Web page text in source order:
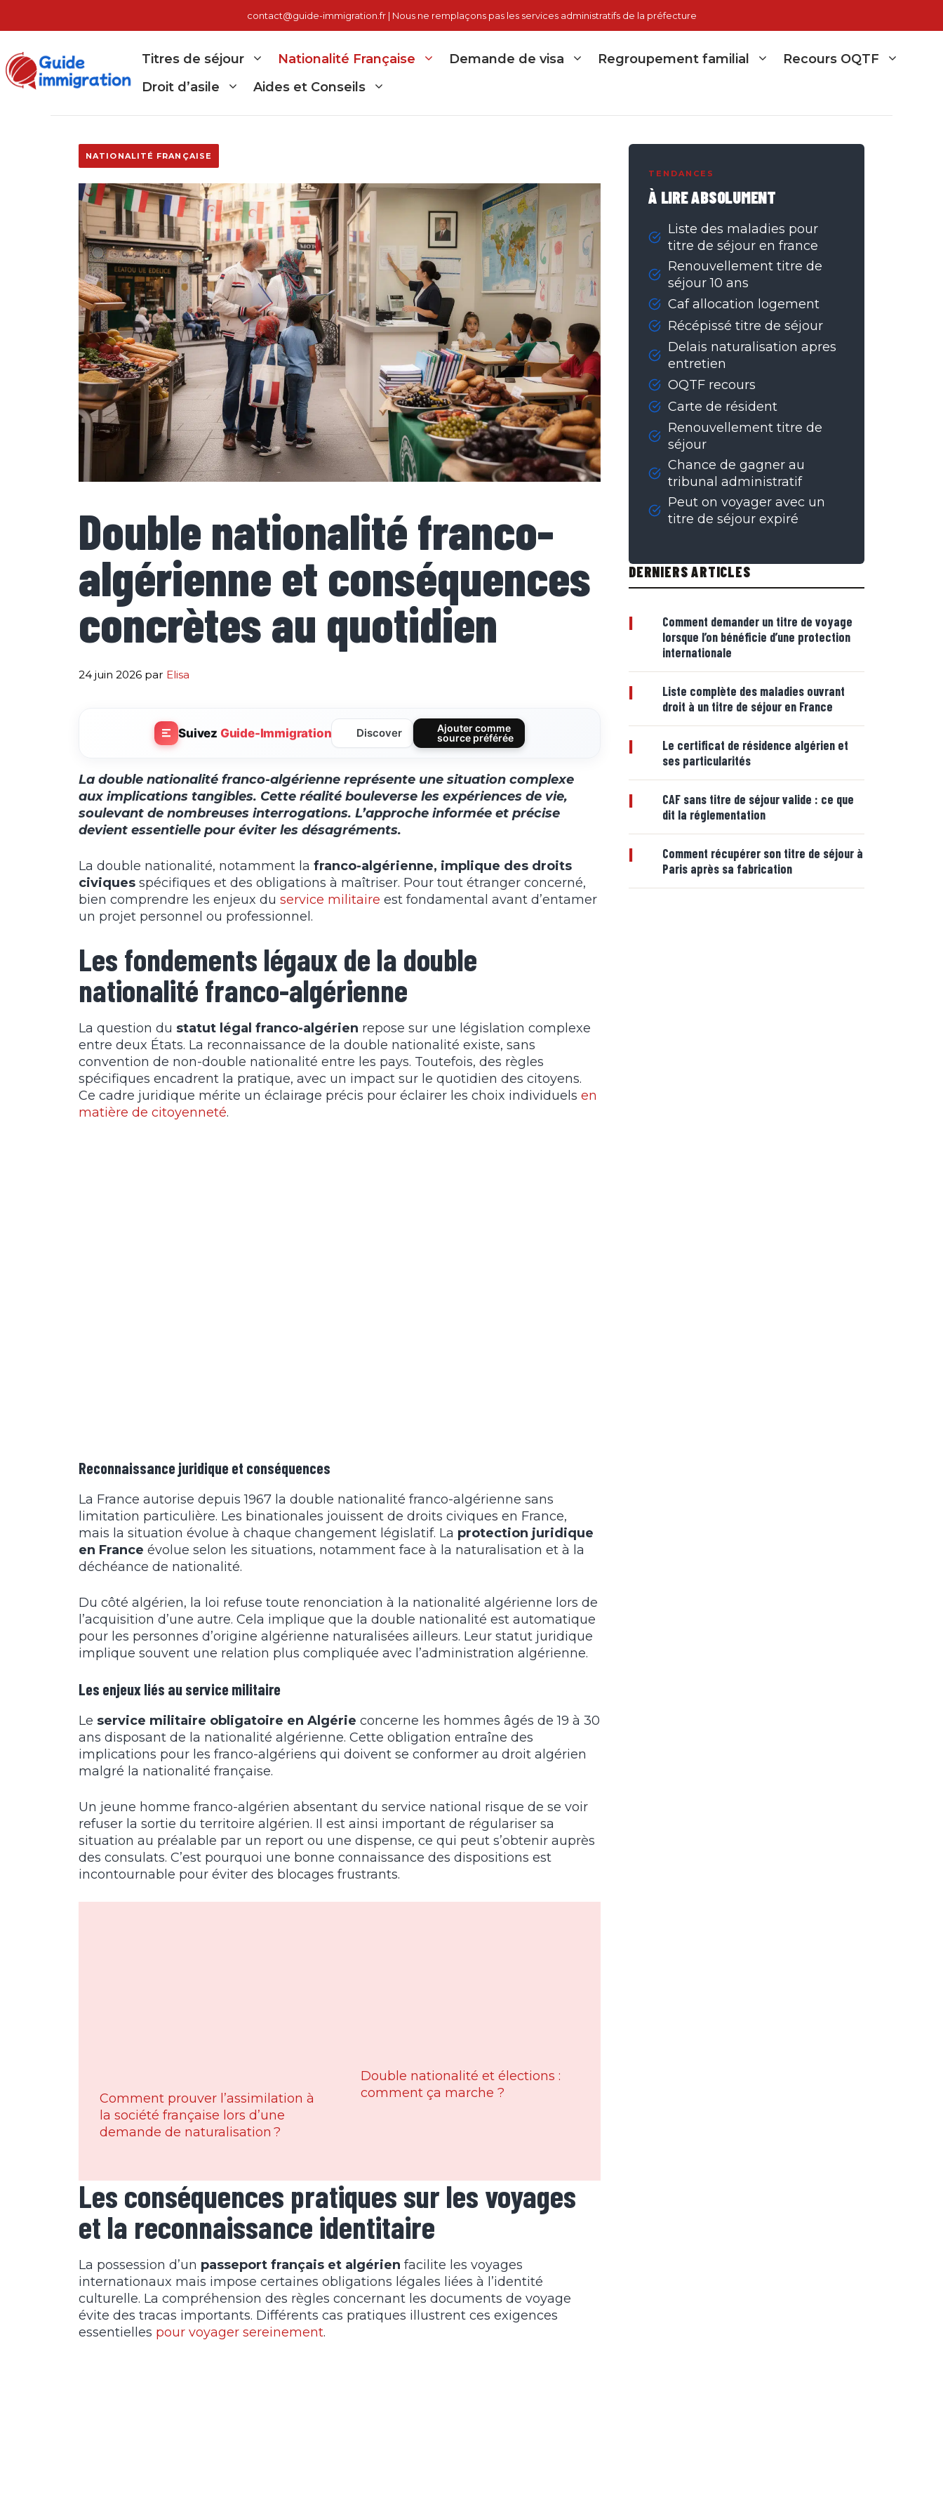
contact@guide-immigration.fr | Nous ne remplaçons pas les services administratifs de la préfecture
Titres de séjour Nationalité Française Demande de visa Regroupement familial
Recours OQTF
Droit d’asile
Aides et Conseils
NATIONALITÉ FRANÇAISE
Double nationalité franco-
algérienne et conséquences
concrètes au quotidien
24 juin 2026 par Elisa
Suivez Guide-Immigration Discover
Ajouter comme
source préférée
La double nationalité franco-algérienne représente une situation complexe
aux implications tangibles. Cette réalité bouleverse les expériences de vie,
soulevant de nombreuses interrogations. L’approche informée et précise
devient essentielle pour éviter les désagréments.
La double nationalité, notamment la franco-algérienne, implique des droits
civiques spécifiques et des obligations à maîtriser. Pour tout étranger concerné,
bien comprendre les enjeux du service militaire est fondamental avant d’entamer
un projet personnel ou professionnel.
Les fondements légaux de la double
nationalité franco-algérienne
La question du statut légal franco-algérien repose sur une législation complexe
entre deux États. La reconnaissance de la double nationalité existe, sans
convention de non-double nationalité entre les pays. Toutefois, des règles
spécifiques encadrent la pratique, avec un impact sur le quotidien des citoyens.
Ce cadre juridique mérite un éclairage précis pour éclairer les choix individuels en
matière de citoyenneté.
Reconnaissance juridique et conséquences
La France autorise depuis 1967 la double nationalité franco-algérienne sans
limitation particulière. Les binationales jouissent de droits civiques en France,
mais la situation évolue à chaque changement législatif. La protection juridique
en France évolue selon les situations, notamment face à la naturalisation et à la
déchéance de nationalité.
Du côté algérien, la loi refuse toute renonciation à la nationalité algérienne lors de
l’acquisition d’une autre. Cela implique que la double nationalité est automatique
pour les personnes d’origine algérienne naturalisées ailleurs. Leur statut juridique
implique souvent une relation plus compliquée avec l’administration algérienne.
Les enjeux liés au service militaire
Le service militaire obligatoire en Algérie concerne les hommes âgés de 19 à 30
ans disposant de la nationalité algérienne. Cette obligation entraîne des
implications pour les franco-algériens qui doivent se conformer au droit algérien
malgré la nationalité française.
Un jeune homme franco-algérien absentant du service national risque de se voir
refuser la sortie du territoire algérien. Il est ainsi important de régulariser sa
situation au préalable par un report ou une dispense, ce qui peut s’obtenir auprès
des consulats. C’est pourquoi une bonne connaissance des dispositions est
incontournable pour éviter des blocages frustrants.
Comment prouver l’assimilation à
la société française lors d’une
demande de naturalisation ?
Double nationalité et élections :
comment ça marche ?
Les conséquences pratiques sur les voyages
et la reconnaissance identitaire
La possession d’un passeport français et algérien facilite les voyages
internationaux mais impose certaines obligations légales liées à l’identité
culturelle. La compréhension des règles concernant les documents de voyage
évite des tracas importants. Différents cas pratiques illustrent ces exigences
essentielles pour voyager sereinement.
TENDANCES
À LIRE ABSOLUMENT
Liste des maladies pour
titre de séjour en france
Renouvellement titre de
séjour 10 ans
Caf allocation logement
Récépissé titre de séjour
Delais naturalisation apres
entretien
OQTF recours
Carte de résident
Renouvellement titre de
séjour
Chance de gagner au
tribunal administratif
Peut on voyager avec un
titre de séjour expiré
DERNIERS ARTICLES
|
Comment demander un titre de voyage
lorsque l’on bénéficie d’une protection
internationale
|
Liste complète des maladies ouvrant
droit à un titre de séjour en France
|
Le certificat de résidence algérien et
ses particularités
|
CAF sans titre de séjour valide : ce que
dit la réglementation
|
Comment récupérer son titre de séjour à
Paris après sa fabrication